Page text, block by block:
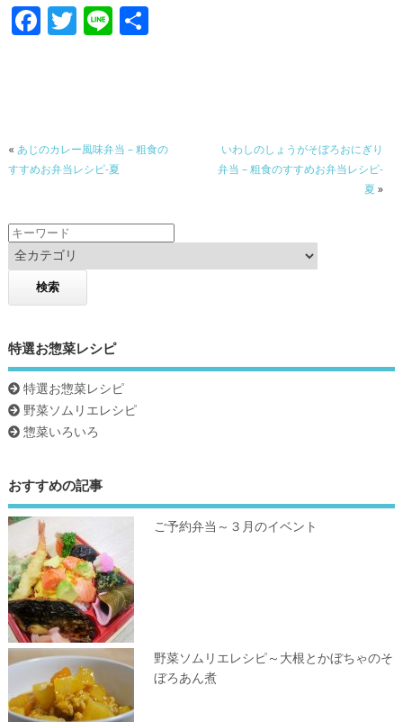
F
o
o
T Li 共
« あじのカレー風味弁当 – 粗食の
すすめお弁当レシピ-夏
いわしのしょうがそぼろおにぎり
弁当 – 粗食のすすめお弁当レシピ-
夏 »
特選お惣菜レシピ
特選お惣菜レシピ
野菜ソムリエレシピ
惣菜いろいろ
おすすめの記事
ご予約弁当～３月のイベント
野菜ソムリエレシピ～大根とかぼちゃのそ
ぼろあん煮